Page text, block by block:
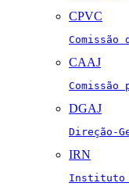
CPVC
CAAJ
Comissão
DGAJ
Direção-
IRN
Instituto